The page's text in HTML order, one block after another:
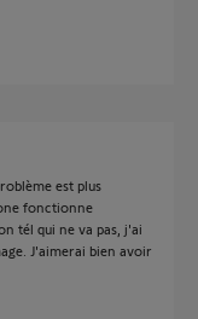
est plus
fonctionne
tél qui ne va pas, j'ai
J'aimerai bien avoir